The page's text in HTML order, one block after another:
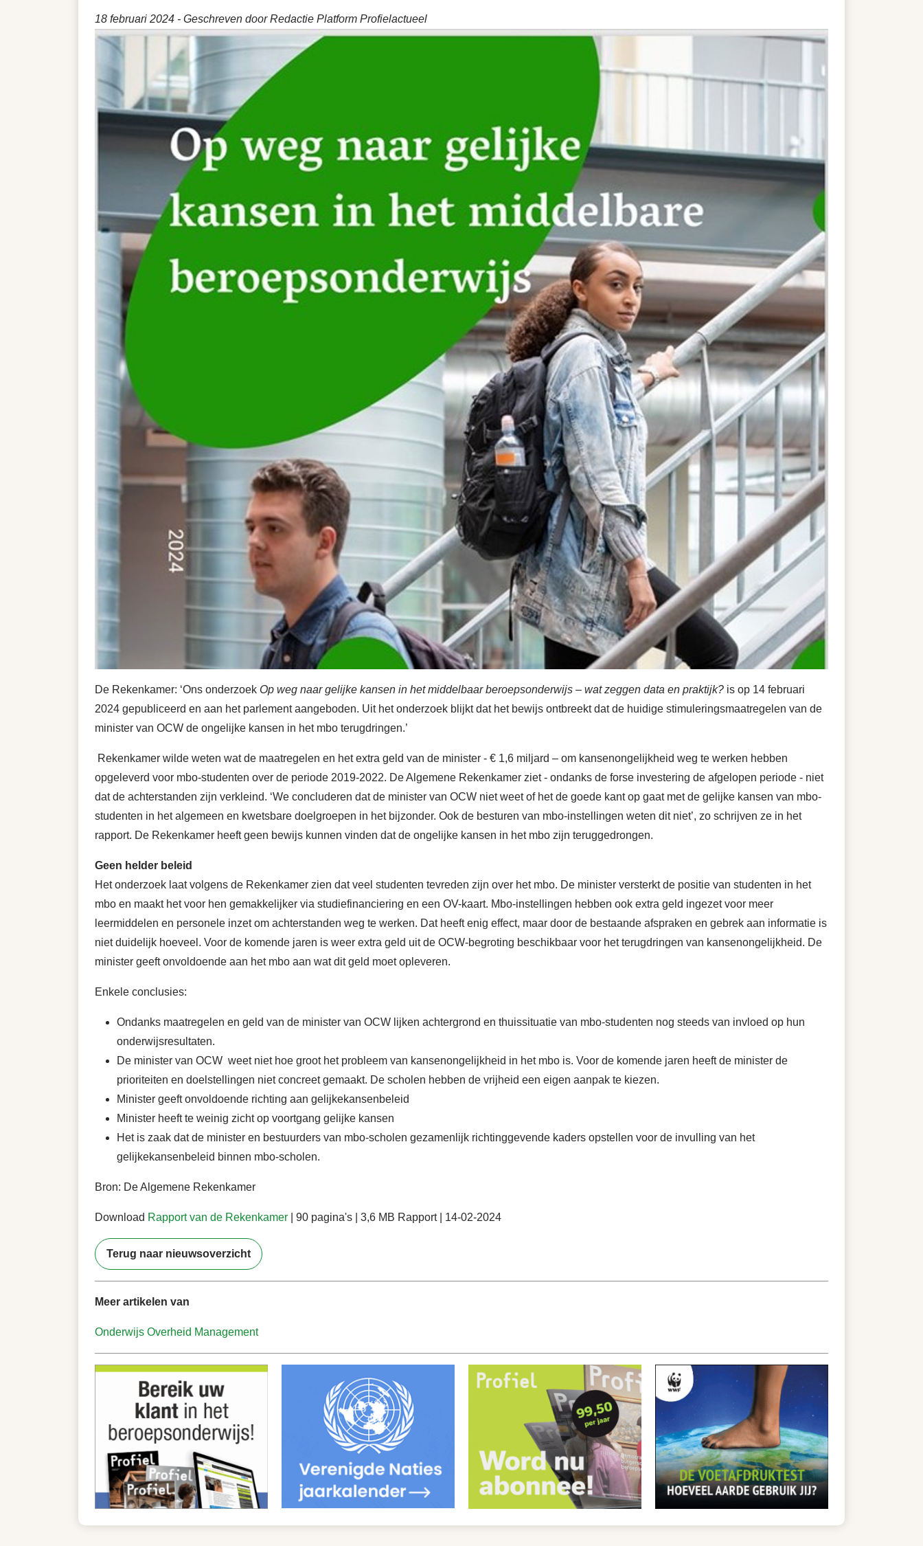
18 februari 2024 - Geschreven door Redactie Platform Profielactueel
De Rekenkamer: ‘Ons onderzoek Op weg naar gelijke kansen in het middelbaar beroepsonderwijs – wat zeggen data en praktijk? is op 14 februari
2024 gepubliceerd en aan het parlement aangeboden. Uit het onderzoek blijkt dat het bewijs ontbreekt dat de huidige stimuleringsmaatregelen van de
minister van OCW de ongelijke kansen in het mbo terugdringen.’
Rekenkamer wilde weten wat de maatregelen en het extra geld van de minister - € 1,6 miljard – om kansenongelijkheid weg te werken hebben
opgeleverd voor mbo-studenten over de periode 2019-2022. De Algemene Rekenkamer ziet - ondanks de forse investering de afgelopen periode - niet
dat de achterstanden zijn verkleind. ‘We concluderen dat de minister van OCW niet weet of het de goede kant op gaat met de gelijke kansen van mbo-
studenten in het algemeen en kwetsbare doelgroepen in het bijzonder. Ook de besturen van mbo-instellingen weten dit niet’, zo schrijven ze in het
rapport. De Rekenkamer heeft geen bewijs kunnen vinden dat de ongelijke kansen in het mbo zijn teruggedrongen.
Geen helder beleid
Het onderzoek laat volgens de Rekenkamer zien dat veel studenten tevreden zijn over het mbo. De minister versterkt de positie van studenten in het
mbo en maakt het voor hen gemakkelijker via studiefinanciering en een OV-kaart. Mbo-instellingen hebben ook extra geld ingezet voor meer
leermiddelen en personele inzet om achterstanden weg te werken. Dat heeft enig effect, maar door de bestaande afspraken en gebrek aan informatie is
niet duidelijk hoeveel. Voor de komende jaren is weer extra geld uit de OCW-begroting beschikbaar voor het terugdringen van kansenongelijkheid. De
minister geeft onvoldoende aan het mbo aan wat dit geld moet opleveren.
Enkele conclusies:
Ondanks maatregelen en geld van de minister van OCW lijken achtergrond en thuissituatie van mbo-studenten nog steeds van invloed op hun
onderwijsresultaten.
De minister van OCW weet niet hoe groot het probleem van kansenongelijkheid in het mbo is. Voor de komende jaren heeft de minister de
prioriteiten en doelstellingen niet concreet gemaakt. De scholen hebben de vrijheid een eigen aanpak te kiezen.
Minister geeft onvoldoende richting aan gelijkekansenbeleid
Minister heeft te weinig zicht op voortgang gelijke kansen
Het is zaak dat de minister en bestuurders van mbo-scholen gezamenlijk richtinggevende kaders opstellen voor de invulling van het
gelijkekansenbeleid binnen mbo-scholen.
Bron: De Algemene Rekenkamer
Download Rapport van de Rekenkamer | 90 pagina's | 3,6 MB Rapport | 14-02-2024
Terug naar nieuwsoverzicht
Meer artikelen van
Onderwijs Overheid Management